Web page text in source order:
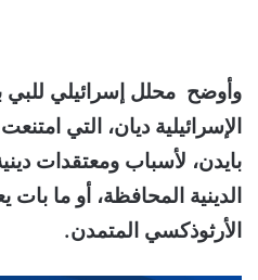
وأوضح محلل إسرائيلي
الإسرائيلية ديان، التي
بايدن، لأسباب ومعتقدات
الدينية المحافظة، أو ما بات
الأرثوذكسي المتمدن.